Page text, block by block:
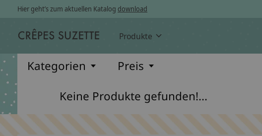
Hier geht’s zum aktuellen Katalog download
Produkte
Kategorien Preis
Keine Produkte gefunden!...